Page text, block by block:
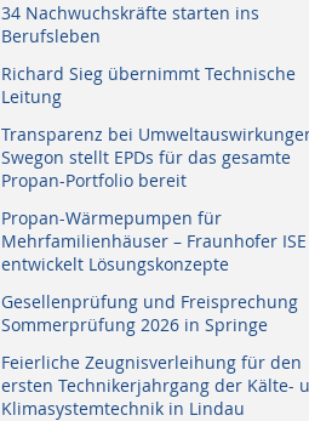
34 Nachwuchskräfte starten ins
Berufsleben
Richard Sieg übernimmt Technische
Leitung
Transparenz bei
Swegon stellt EPDs für das gesamte
Propan-Portfolio bereit
Propan-Wärmepumpen für
Mehrfamilienhäuser – Fraunhofer ISE
entwickelt Lösungskonzepte
Gesellenprüfung und Freisprechung
Sommerprüfung 2026 in Springe
Feierliche Zeugnisverleihung für den
ersten Technikerjahrgang der Kälte-
Klimasystemtechnik in Lindau